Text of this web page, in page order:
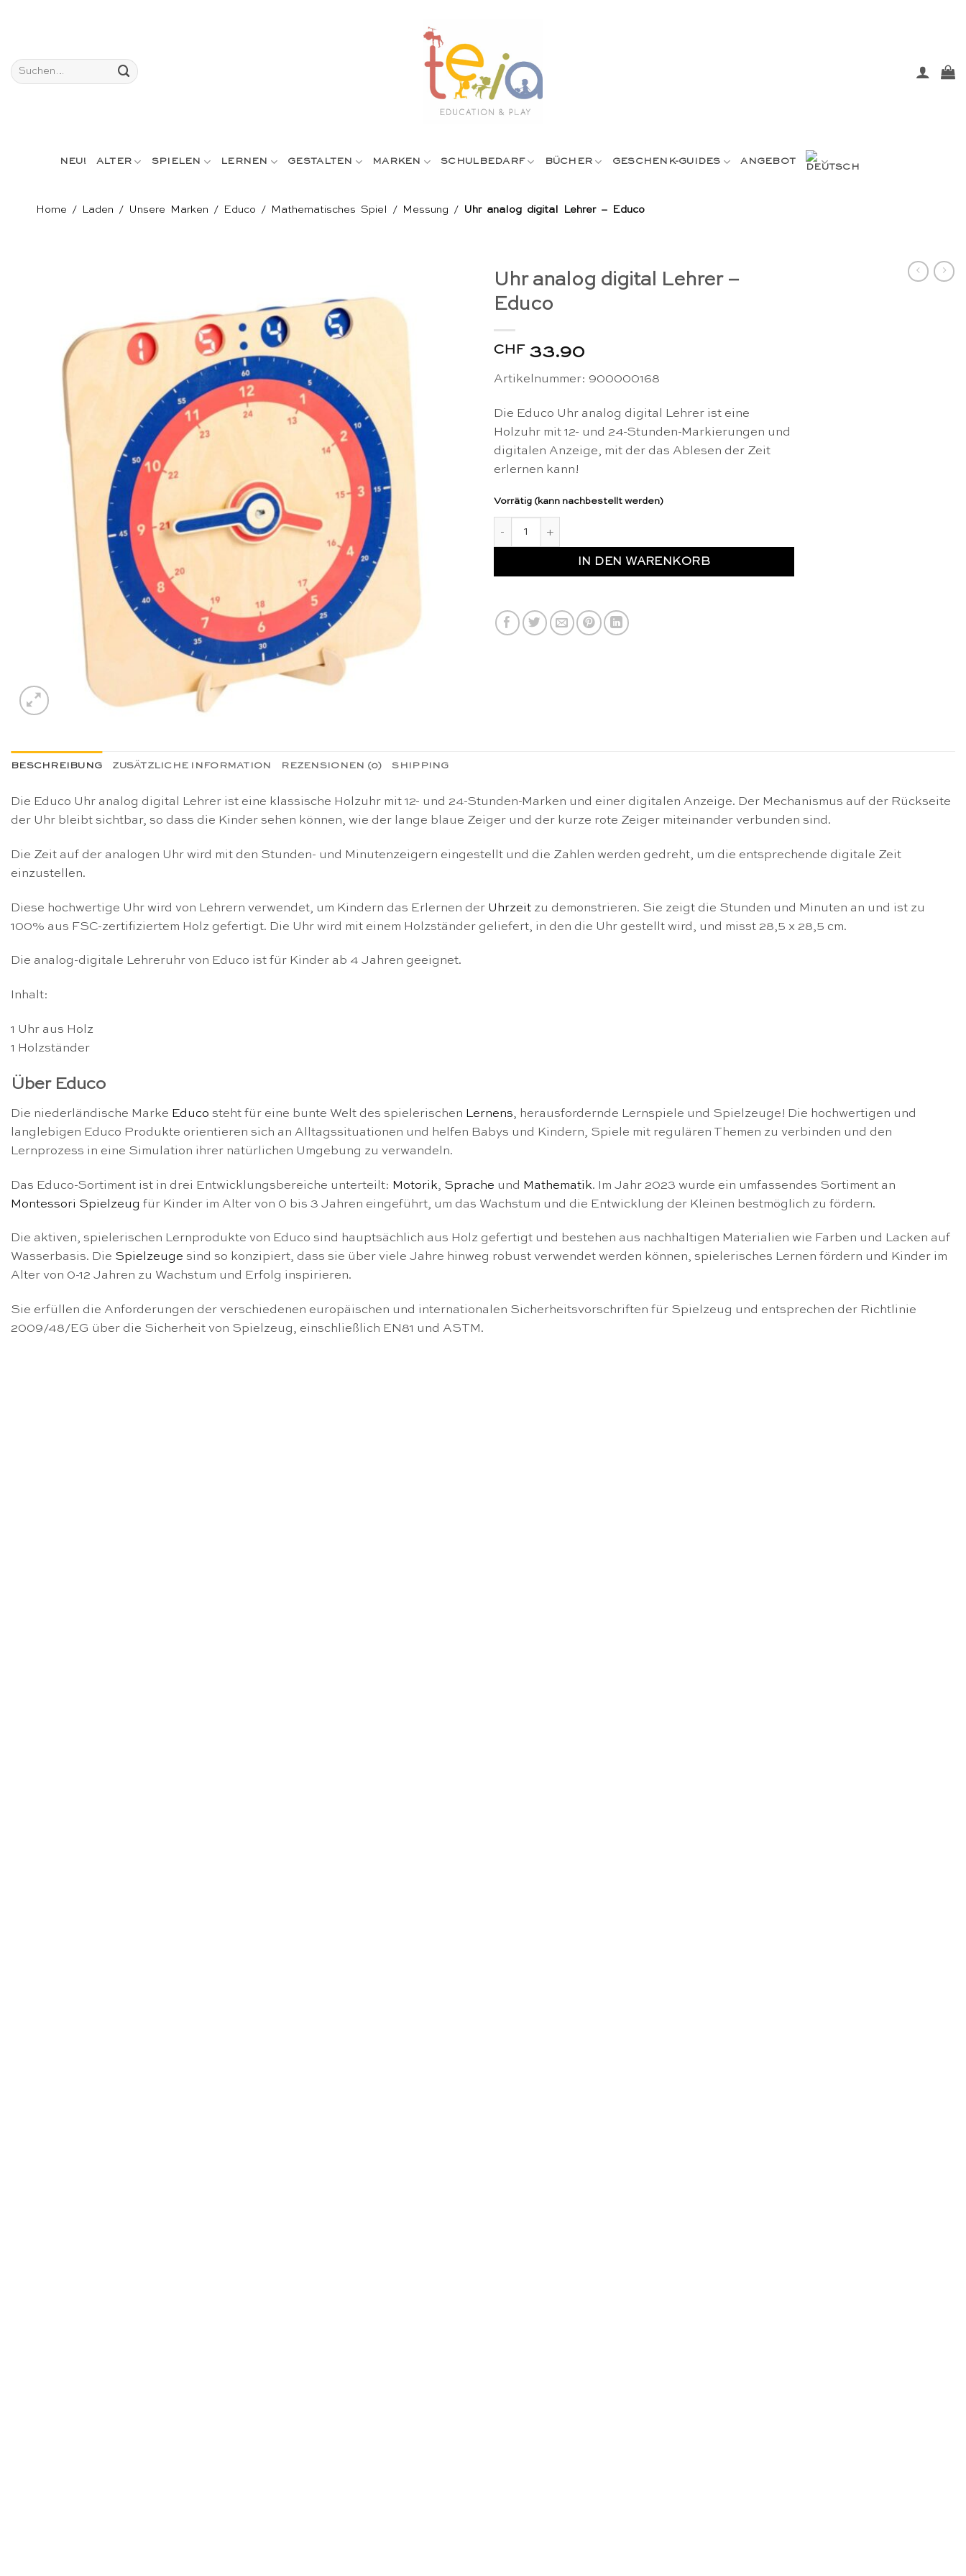
Suchen
nach:
NEU! ALTER SPIELEN LERNEN GESTALTEN MARKEN SCHULBEDARF BÜCHER GESCHENK-GUIDES ANGEBOT
Home / Laden / Unsere Marken / Educo / Mathematisches Spiel / Messung / Uhr analog digital Lehrer – Educo
Uhr analog digital Lehrer –
Educo
CHF 33.90
Artikelnummer: 900000168
Die Educo Uhr analog digital Lehrer ist eine
Holzuhr mit 12- und 24-Stunden-Markierungen und
digitalen Anzeige, mit der das Ablesen der Zeit
erlernen kann!
Vorrätig (kann nachbestellt werden)
IN DEN WARENKORB
BESCHREIBUNG ZUSÄTZLICHE INFORMATION REZENSIONEN (0) SHIPPING
Die Educo Uhr analog digital Lehrer ist eine klassische Holzuhr mit 12- und 24-Stunden-Marken und einer digitalen Anzeige. Der Mechanismus auf der Rückseite
der Uhr bleibt sichtbar, so dass die Kinder sehen können, wie der lange blaue Zeiger und der kurze rote Zeiger miteinander verbunden sind.
Die Zeit auf der analogen Uhr wird mit den Stunden- und Minutenzeigern eingestellt und die Zahlen werden gedreht, um die entsprechende digitale Zeit
einzustellen.
Diese hochwertige Uhr wird von Lehrern verwendet, um Kindern das Erlernen der Uhrzeit zu demonstrieren. Sie zeigt die Stunden und Minuten an und ist zu
100% aus FSC-zertifiziertem Holz gefertigt. Die Uhr wird mit einem Holzständer geliefert, in den die Uhr gestellt wird, und misst 28,5 x 28,5 cm.
Die analog-digitale Lehreruhr von Educo ist für Kinder ab 4 Jahren geeignet.
Inhalt:
1 Uhr aus Holz
1 Holzständer
Über Educo
Die niederländische Marke Educo steht für eine bunte Welt des spielerischen Lernens, herausfordernde Lernspiele und Spielzeuge! Die hochwertigen und
langlebigen Educo Produkte orientieren sich an Alltagssituationen und helfen Babys und Kindern, Spiele mit regulären Themen zu verbinden und den
Lernprozess in eine Simulation ihrer natürlichen Umgebung zu verwandeln.
Das Educo-Sortiment ist in drei Entwicklungsbereiche unterteilt: Motorik, Sprache und Mathematik. Im Jahr 2023 wurde ein umfassendes Sortiment an
Montessori Spielzeug für Kinder im Alter von 0 bis 3 Jahren eingeführt, um das Wachstum und die Entwicklung der Kleinen bestmöglich zu fördern.
Die aktiven, spielerischen Lernprodukte von Educo sind hauptsächlich aus Holz gefertigt und bestehen aus nachhaltigen Materialien wie Farben und Lacken auf
Wasserbasis. Die Spielzeuge sind so konzipiert, dass sie über viele Jahre hinweg robust verwendet werden können, spielerisches Lernen fördern und Kinder im
Alter von 0-12 Jahren zu Wachstum und Erfolg inspirieren.
Sie erfüllen die Anforderungen der verschiedenen europäischen und internationalen Sicherheitsvorschriften für Spielzeug und entsprechen der Richtlinie
2009/48/EG über die Sicherheit von Spielzeug, einschließlich EN81 und ASTM.